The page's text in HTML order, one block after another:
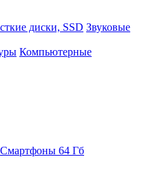
диски, SSD Звуковые
Компьютерные
Смартфоны 64 Гб